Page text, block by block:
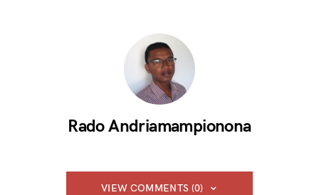
Rado Andriamampionona
VIEW COMMENTS (0)